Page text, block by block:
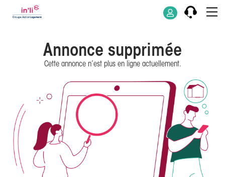
Annonce supprimée
Cette annonce n’est plus en ligne actuellement.